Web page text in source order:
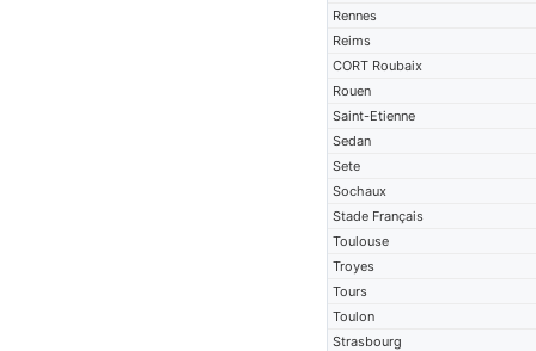
Rennes
Reims
CORT Roubaix
Rouen
Saint-Etienne
Sedan
Sete
Sochaux
Stade Français
Toulouse
Troyes
Tours
Toulon
Strasbourg